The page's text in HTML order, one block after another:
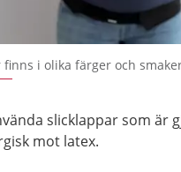
finns i olika färger och
slicklappar som är
mot latex.